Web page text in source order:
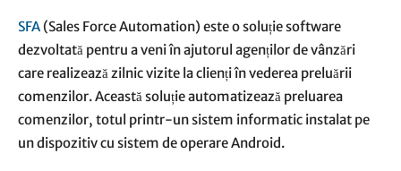
SFA (Sales Force Automation) este o soluție software
dezvoltată pentru a veni în ajutorul agenților de vânzări
care realizează zilnic vizite la clienți în vederea preluării
comenzilor. Această soluție automatizează preluarea
comenzilor, totul printr-un sistem informatic instalat pe
un dispozitiv cu sistem de operare Android.